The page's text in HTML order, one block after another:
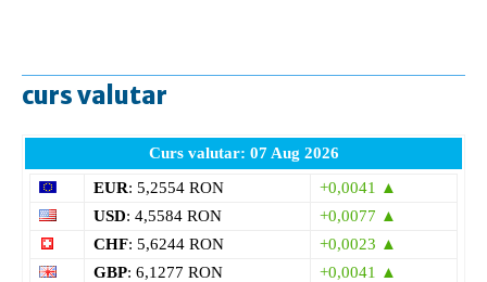
curs valutar
Curs valutar: 07 Aug 2026
EUR: 5,2554 RON
+0,0041 ▲
USD: 4,5584 RON
+0,0077 ▲
CHF: 5,6244 RON
+0,0023 ▲
GBP: 6,1277 RON
+0,0041 ▲